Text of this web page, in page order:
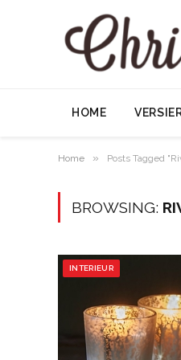
HOME
Home » Posts Tagged
BROWSING:
INTERIEUR